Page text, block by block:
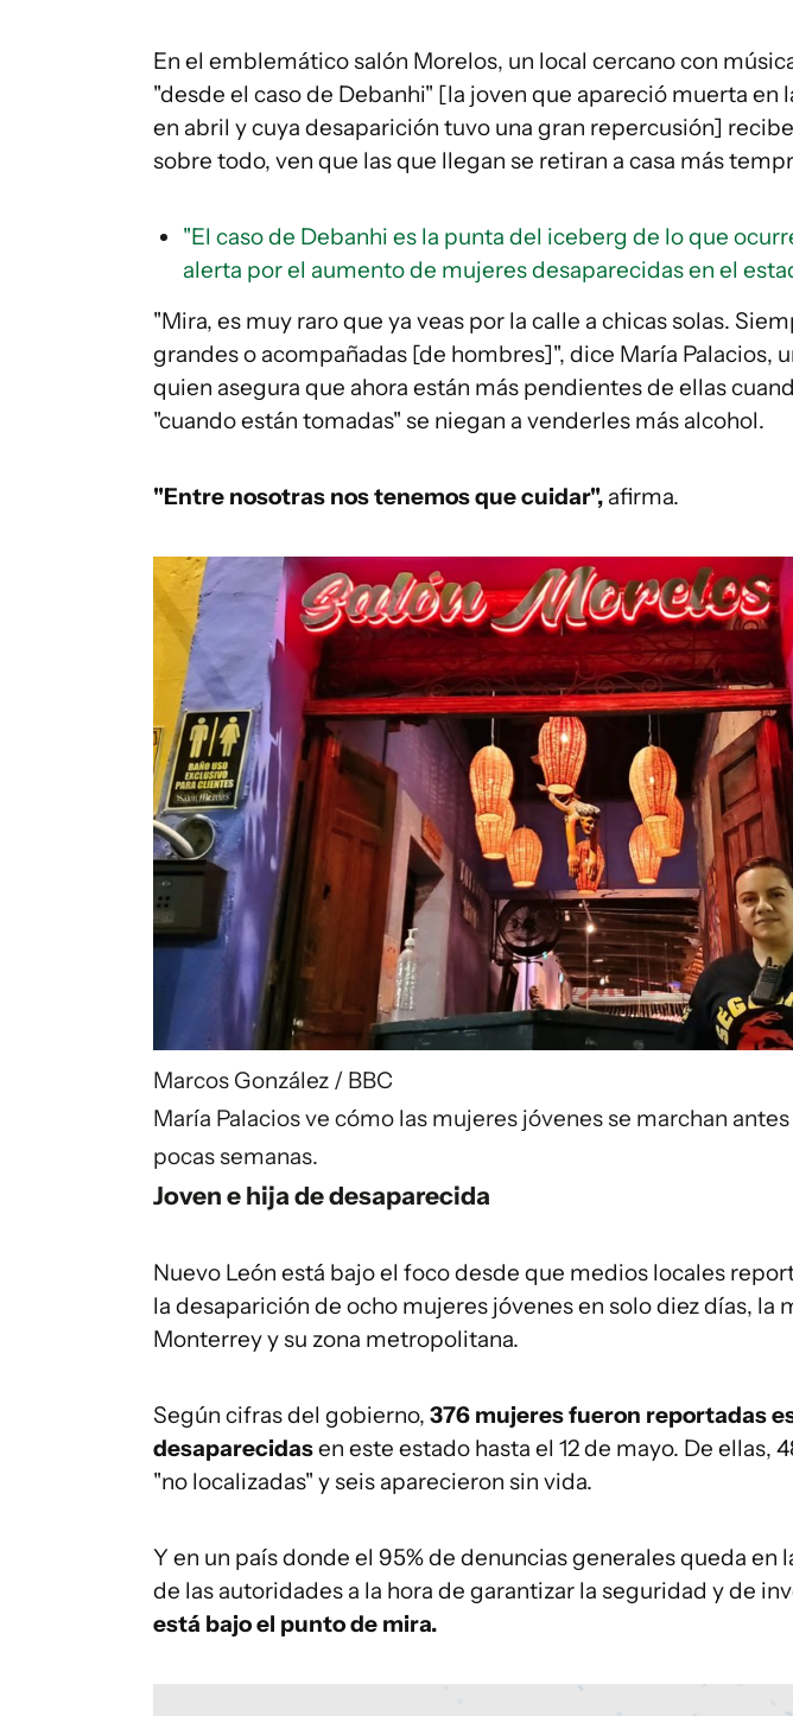
En el emblemático salón Morelos, un local cercano con
"desde el caso de Debanhi" [la joven que apareció muerta en
en abril y cuya desaparición tuvo una gran repercusión]
sobre todo, ven que las que llegan se retiran a casa más
"El caso de Debanhi es la punta del iceberg de lo que
alerta por el aumento de mujeres desaparecidas en el
"Mira, es muy raro que ya veas por la calle a chicas solas.
grandes o acompañadas [de hombres]", dice María Palacios,
quien asegura que ahora están más pendientes de ellas
"cuando están tomadas" se niegan a venderles más alcohol.
"Entre nosotras nos tenemos que cuidar", afirma.
Marcos González / BBC
María Palacios ve cómo las mujeres jóvenes se marchan
pocas semanas.
Joven e hija de desaparecida
Nuevo León está bajo el foco desde que medios locales
la desaparición de ocho mujeres jóvenes en solo diez días, la
Monterrey y su zona metropolitana.
Según cifras del gobierno, 376 mujeres fueron reportadas
desaparecidasen este estado hasta el 12 de mayo. De ellas,
"no localizadas" y seis aparecieron sin vida.
Y en un país donde el 95% de denuncias generales queda en
de las autoridades a la hora de garantizar la seguridad y de
está bajo el punto de mira.